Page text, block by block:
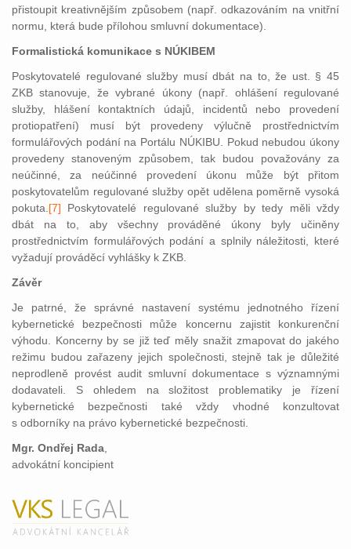
přistoupit kreativnějším způsobem (např. odkazováním na vnitřní
normu, která bude přílohou smluvní dokumentace).
Formalistická komunikace s NÚKIBEM
Poskytovatelé regulované služby musí dbát na to, že ust. § 45
ZKB stanovuje, že vybrané úkony (např. ohlášení regulované
služby, hlášení kontaktních údajů, incidentů nebo provedení
protiopatření) musí být provedeny výlučně prostřednictvím
formulářových podání na Portálu NÚKIBU. Pokud nebudou úkony
provedeny stanoveným způsobem, tak budou považovány za
neúčinné, za neúčinné provedení úkonu může být přitom
poskytovatelům regulované služby opět udělena poměrně vysoká
pokuta. [7] Poskytovatelé regulované služby by tedy měli vždy
dbát na to, aby všechny prováděné úkony byly učiněny
prostřednictvím formulářových podání a splnily náležitosti, které
vyžadují prováděcí vyhlášky k ZKB.
Závěr
Je patrné, že správné nastavení systému jednotného řízení
kybernetické bezpečnosti může koncernu zajistit konkurenční
výhodu. Koncerny by se již teď měly snažit zmapovat do jakého
režimu budou zařazeny jejich společnosti, stejně tak je důležité
neprodleně provést audit smluvní dokumentace s významnými
dodavateli. S ohledem na složitost problematiky je řízení
kybernetické bezpečnosti také vždy vhodné konzultovat
s odborníky na právo kybernetické bezpečnosti.
Mgr. Ondřej Rada
advokátní koncipient